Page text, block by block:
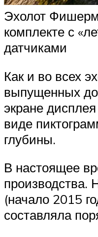
Эхолот
комплекте с
датчиками
Как и во всех
выпущенных
экране
виде
глубины.
В настоящее
производства.
(начало 2015
составляла